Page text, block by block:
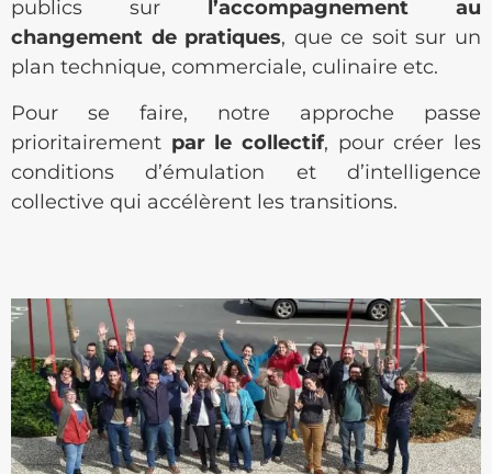
publics sur l’accompagnement au
changement de pratiques, que ce soit sur un
plan technique, commerciale, culinaire etc.
Pour se faire, notre approche passe
prioritairement par le collectif, pour créer les
conditions d’émulation et d’intelligence
collective qui accélèrent les transitions.